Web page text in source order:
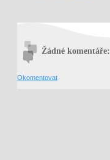
Žádné komentáře:
Okomentovat